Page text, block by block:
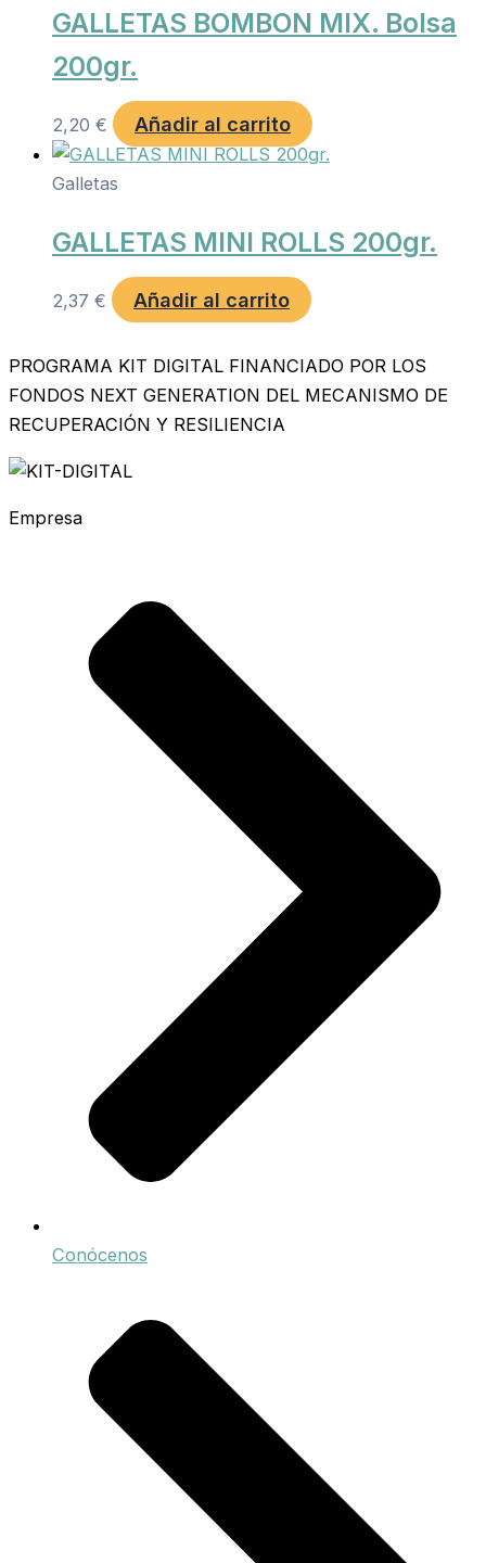
GALLETAS BOMBON MIX. Bolsa
200gr.
2,20 € Añadir al carrito
Galletas
GALLETAS MINI ROLLS 200gr.
2,37 € Añadir al carrito
PROGRAMA KIT DIGITAL FINANCIADO POR LOS
FONDOS NEXT GENERATION DEL MECANISMO DE
RECUPERACIÓN Y RESILIENCIA
Empresa
Conócenos